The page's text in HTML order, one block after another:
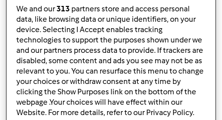
4.8(25)
Pizza
przezmagierka
1h 27min
4.5(12)
GOZLEME ZE
We and our313 partners store and access personal
data, like browsing data or unique identifiers, on your
device. Selecting I Accept enables tracking
technologies to support the purposes shown under we
and our partners process data to provide. If trackers are
disabled, some content and ads you see may not be as
relevant to you. You can resurface this menu to change
your choices or withdraw consent at any time by
clicking the Show Purposes link on the bottom of the
webpage .Your choices will have effect within our
Website. For more details, refer to our Privacy Policy.